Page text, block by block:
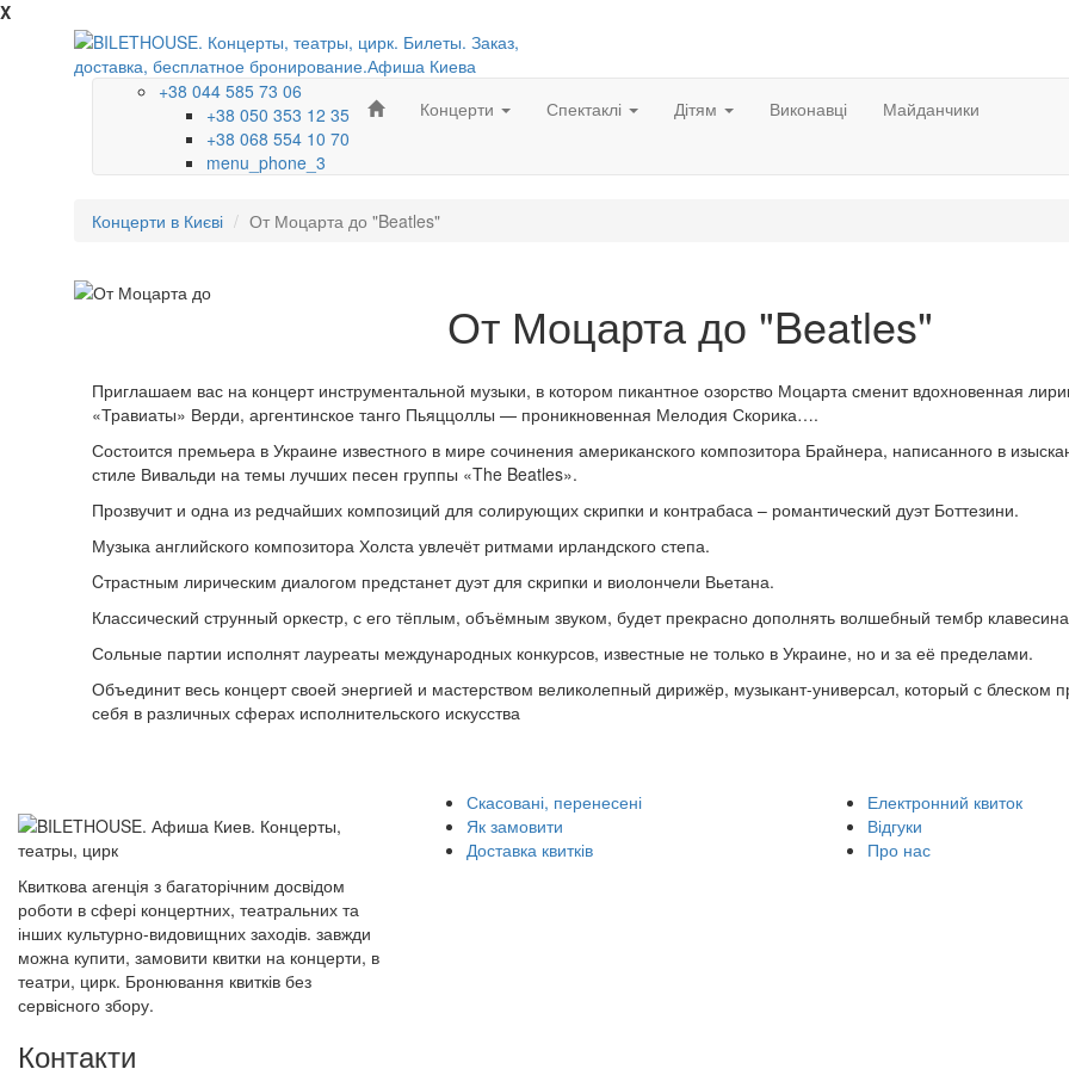
X
+38 044 585 73 06
+38 050 353 12 35
+38 068 554 10 70
menu_phone_3
Концерти Спектаклі Дітям Виконавці Майданчики
Концерти в Києві От Моцарта до "Beatles"
От Моцарта до "Beatles"
Приглашаем вас на концерт инструментальной музыки, в котором пикантное озорство Моцарта сменит вдохновенная
«Травиаты» Верди, аргентинское танго Пьяццоллы — проникновенная Мелодия Скорика….
Состоится премьера в Украине известного в мире сочинения американского композитора Брайнера, написанного в
стиле Вивальди на темы лучших песен группы «The Beatles».
Прозвучит и одна из редчайших композиций для солирующих скрипки и контрабаса – романтический дуэт Боттезини.
Музыка английского композитора Холста увлечёт ритмами ирландского степа.
Cтрастным лирическим диалогом предстанет дуэт для скрипки и виолончели Вьетана.
Классический струнный оркестр, с его тёплым, объёмным звуком, будет прекрасно дополнять волшебный тембр
Сольные партии исполнят лауреаты международных конкурсов, известные не только в Украине, но и за её пределами.
Объединит весь концерт своей энергией и мастерством великолепный дирижёр, музыкант-универсал, который с блеском
себя в различных сферах исполнительского искусства
Квиткова агенція з багаторічним досвідом
роботи в сфері концертних, театральних та
інших культурно-видовищних заходів. завжди
можна купити, замовити квитки на концерти, в
театри, цирк. Бронювання квитків без
сервісного збору.
Контакти
Скасовані, перенесені
Як замовити
Доставка квитків
Електронний квиток
Відгуки
Про нас